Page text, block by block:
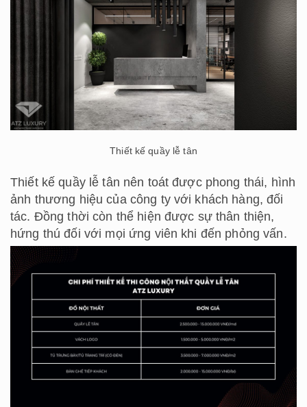
Thiết kế quầy lễ tân
Thiết kế quầy lễ tân nên toát được phong thái, hình
ảnh thương hiệu của công ty với khách hàng, đối
tác. Đồng thời còn thể hiện được sự thân thiện,
hứng thú đối với mọi ứng viên khi đến phỏng vấn.